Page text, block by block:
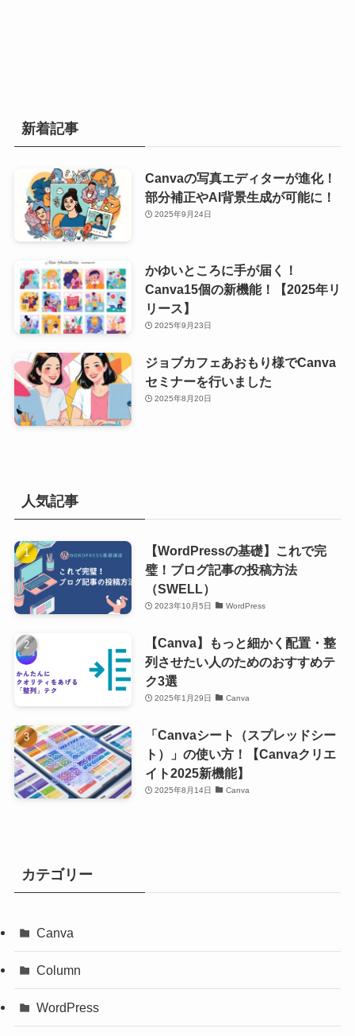
新着記事
Canvaの写真エディターが進化！
部分補正やAI背景生成が可能に！
2025年9月24日
かゆいところに手が届く！
Canva15個の新機能！【2025年リ
リース】
2025年9月23日
ジョブカフェあおもり様でCanva
セミナーを行いました
2025年8月20日
人気記事
【WordPressの基礎】これで完
璧！ブログ記事の投稿方法
（SWELL）
2023年10月5日 WordPress
【Canva】もっと細かく配置・整
列させたい人のためのおすすめテ
ク3選
2025年1月29日 Canva
「Canvaシート（スプレッドシー
ト）」の使い方！【Canvaクリエ
イト2025新機能】
2025年8月14日 Canva
カテゴリー
Canva
Column
WordPress